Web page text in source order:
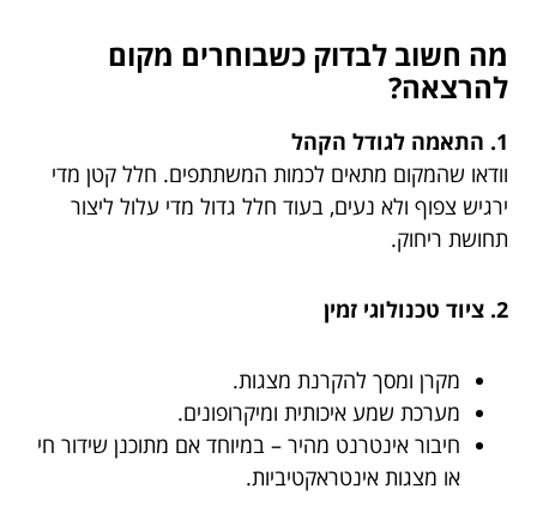
מה חשוב לבדוק כשבוחרים מקום
להרצאה?
1. התאמה לגודל הקהל
וודאו שהמקום מתאים לכמות המשתתפים. חלל קטן מדי
ירגיש צפוף ולא נעים, בעוד חלל גדול מדי עלול ליצור
תחושת ריחוק.
2. ציוד טכנולוגי זמין
מקרן ומסך להקרנת מצגות.
מערכת שמע איכותית ומיקרופונים.
חיבור אינטרנט מהיר – במיוחד אם מתוכנן שידור חי
או מצגות אינטראקטיביות.